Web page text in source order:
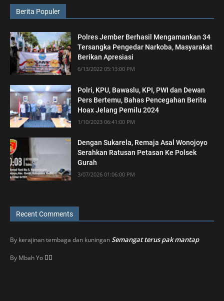
Berita Populer
Polres Jember Berhasil Mengamankan 34
Tersangka Pengedar Narkoba, Masyarakat
Berikan Apresiasi
6/13/2022 05:13:00 PM
Polri, KPU, Bawaslu, KPI, PWI dan Dewan
Pers Bertemu, Bahas Pencegahan Berita
Hoax Jelang Pemilu 2024
1/10/2023 06:41:00 PM
Dengan Sukarela, Remaja Asal Wonojoyo
Serahkan Ratusan Petasan Ke Polsek
Gurah
3/07/2026 01:06:00 PM
Recent Comments
By kerajinan tembaga dan kuninganSemangat terus pak mantap
By Mbah Yo 👍🏼